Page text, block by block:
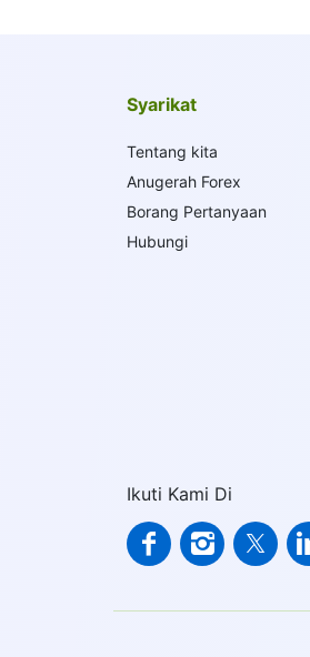
Syarikat
Tentang kita
Anugerah Forex
Borang Pertanyaan
Hubungi
Ikuti Kami Di